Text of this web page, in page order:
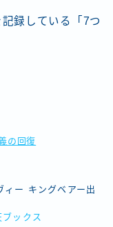
録している「7つ
の回復
ィー キングベアー出
ブックス